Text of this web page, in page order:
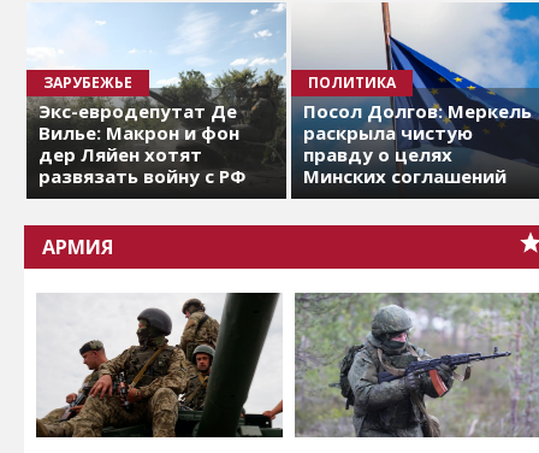
ЗАРУБЕЖЬЕ
Экс-евродепутат Де
Вилье: Макрон и фон
дер Ляйен хотят
развязать войну с РФ
ПОЛИТИКА
Посол Долгов: Меркель
раскрыла чистую
правду о целях
Минских соглашений
АРМИЯ